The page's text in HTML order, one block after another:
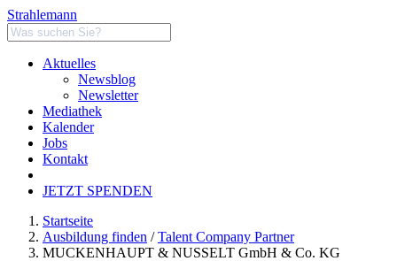
Strahlemann
Aktuelles
Newsblog
Newsletter
Mediathek
Kalender
Jobs
Kontakt
JETZT SPENDEN
Startseite
Ausbildung finden /Talent Company Partner
MUCKENHAUPT & NUSSELT GmbH & Co. KG